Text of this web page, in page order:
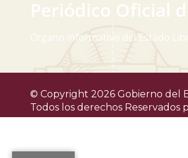
Periódico Oficial
Órgano informativo del Estado
© Copyright 2026 Gobierno del
Todos los derechos Reservados